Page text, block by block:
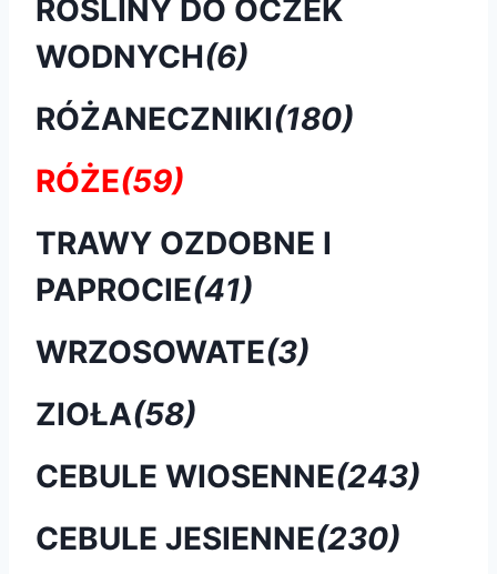
ROŚLINY DO OCZEK
WODNYCH(6)
RÓŻANECZNIKI(180)
RÓŻE(59)
TRAWY OZDOBNE I
PAPROCIE(41)
WRZOSOWATE(3)
ZIOŁA(58)
CEBULE WIOSENNE(243)
CEBULE JESIENNE(230)